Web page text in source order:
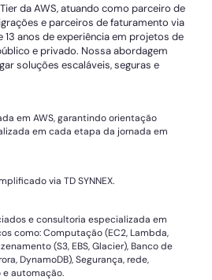
da AWS, atuando como parceiro de
e parceiros de faturamento via
13 anos de experiência em projetos de
e privado. Nossa abordagem
soluções escaláveis, seguras e
em AWS, garantindo orientação
em cada etapa da jornada em
via TD SYNNEX.
e consultoria especializada em
como: Computação (EC2, Lambda,
(S3, EBS, Glacier), Banco de
DynamoDB), Segurança, rede,
automação.